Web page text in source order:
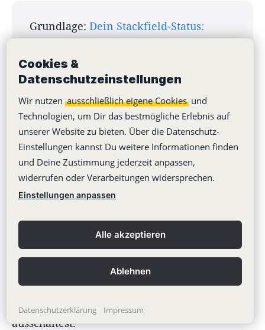
Grundlage: Dein Stackfield-Status:
Um längere Konzentrationsphasen nicht zu
unterbrechen oder falls Du während eines
wichtigen Meetings nicht gestört werden
möchtest, kannst Du Benachrichtigungen nach
außen, also Deine Desktop-, Mobile App- und
Deinem eingestellten Status pausieren /
aktivieren, indem Du in Deinen
Statuseinstellungen die Option
ausschaltest.
Cookies &
Datenschutzeinstellungen
Wir nutzen ausschließlich eigene Cookies und
Technologien, um Dir das bestmögliche Erlebnis auf
unserer Website zu bieten. Über die Datenschutz-
Einstellungen kannst Du weitere Informationen finden
und Deine Zustimmung jederzeit anpassen,
widerrufen oder Verarbeitungen widersprechen.
Datenschutzerklärung Impressum
Einstellungen anpassen
Alle akzeptieren
Ablehnen